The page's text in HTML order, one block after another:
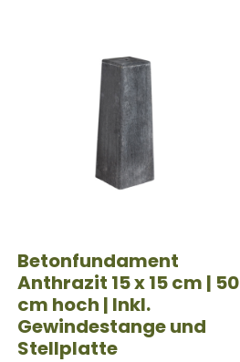
Betonfundament
Anthrazit 15 x 15 cm | 50
cm hoch | Inkl.
Gewindestange und
Stellplatte